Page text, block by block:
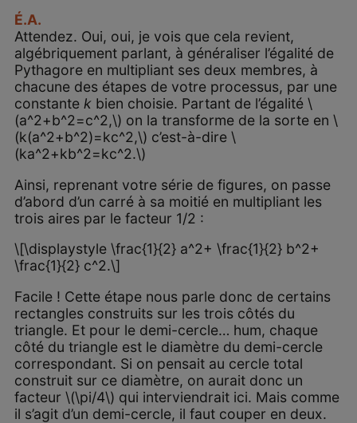
É.A.
Attendez. Oui, oui, je vois que cela revient,
algébriquement parlant, à généraliser l’égalité de
Pythagore en multipliant ses deux membres, à
chacune des étapes de votre processus, par une
constante kbien choisie. Partant de l’égalité \
(a^2+b^2=c^2,\) on la transforme de la sorte en \
(k(a^2+b^2)=kc^2,\) c’est-à-dire \
(ka^2+kb^2=kc^2.\)
Ainsi, reprenant votre série de figures, on passe
d’abord d’un carré à sa moitié en multipliant les
trois aires par le facteur 1/2 :
\[\displaystyle \frac{1}{2} a^2+ \frac{1}{2} b^2+
\frac{1}{2} c^2.\]
Facile ! Cette étape nous parle donc de certains
rectangles construits sur les trois côtés du
triangle. Et pour le demi-cercle… hum, chaque
côté du triangle est le diamètre du demi-cercle
correspondant. Si on pensait au cercle total
construit sur ce diamètre, on aurait donc un
facteur \(\pi/4\) qui interviendrait ici. Mais comme
il s’agit d’un demi-cercle, il faut couper en deux.